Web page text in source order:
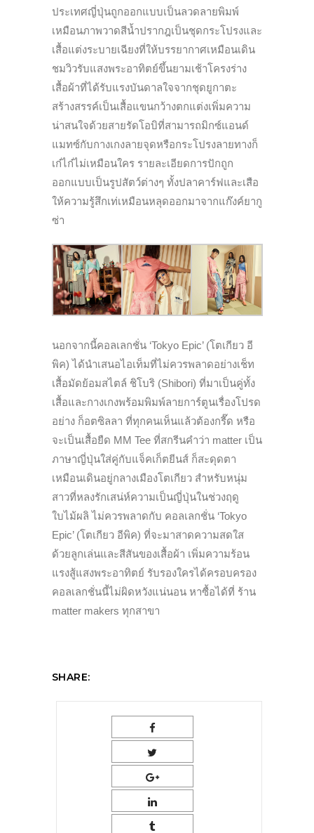
ประเทศญี่ปุ่นถูกออกแบบเป็นลวดลายพิมพ์
เหมือนภาพวาดสีน้ำปรากฎเป็นชุดกระโปรงและ
เสื้อแต่งระบายเฉียงที่ให้บรรยากาศเหมือนเดิน
ชมวิวรับแสงพระอาทิตย์ขึ้นยามเช้าโครงร่าง
เสื้อผ้าที่ได้รับแรงบันดาลใจจากชุดยูกาตะ
สร้างสรรค์เป็นเสื้อแขนกว้างตกแต่งเพิ่มความ
น่าสนใจด้วยสายรัดโอบิที่สามารถมิกซ์แอนด์
แมทซ์กับกางเกงลายจุดหรือกระโปรงลายทางก็
เก๋ไก๋ไม่เหมือนใคร รายละเอียดการปักถูก
ออกแบบเป็นรูปสัตว์ต่างๆ ทั้งปลาคาร์ฟและเสือ
ให้ความรู้สึกเท่เหมือนหลุดออกมาจากแก๊งค์ยากู
ซ่า
นอกจากนี้คอลเลกชั่น ‘Tokyo Epic’ (โตเกียว อี
พิค) ได้นำเสนอไอเท็มที่ไม่ควรพลาดอย่างเช็ท
เสื้อมัดย้อมสไตล์ ชิโบริ (Shibori) ที่มาเป็นคู่ทั้ง
เสื้อและกางเกงพร้อมพิมพ์ลายการ์ตูนเรื่องโปรด
อย่าง ก็อตซิลลา ที่ทุกคนเห็นแล้วต้องกรี๊ด หรือ
จะเป็นเสื้อยืด MM Tee ที่สกรีนคำว่า matter เป็น
ภาษาญี่ปุ่นใส่คู่กับแจ็คเก็ตยีนส์ ก็สะดุดตา
เหมือนเดินอยู่กลางเมืองโตเกียว สำหรับหนุ่ม
สาวที่หลงรักเสน่ห์ความเป็นญี่ปุ่นในช่วงฤดู
ใบไม้ผลิ ไม่ควรพลาดกับ คอลเลกชั่น ‘Tokyo
Epic’ (โตเกียว อีพิค) ที่จะมาสาดความสดใส
ด้วยลูกเล่นและสีสันของเสื้อผ้า เพิ่มความร้อน
แรงสู้แสงพระอาทิตย์ รับรองใครได้ครอบครอง
คอลเลกชั่นนี้ไม่ผิดหวังแน่นอน หาซื้อได้ที่ ร้าน
matter makers ทุกสาขา
SHARE: